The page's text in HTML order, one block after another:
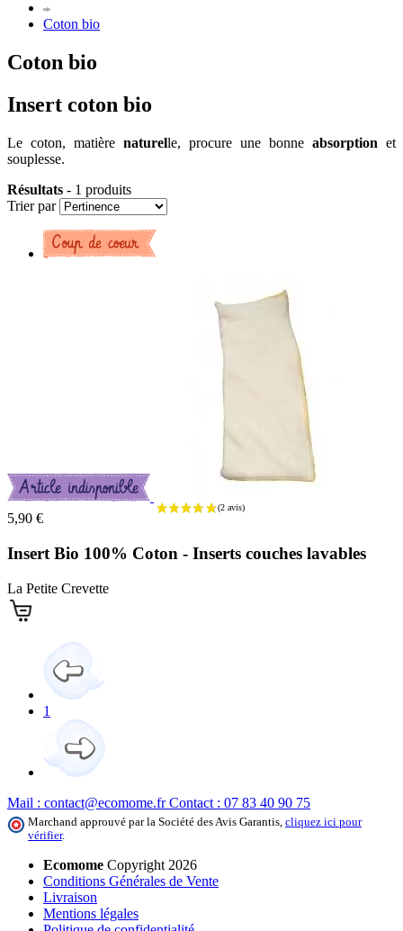
Coton bio
Coton bio
Insert coton bio
Le coton, matière naturelle, procure une bonne absorption et
souplesse.
Résultats - 1 produits
Trier par
5,90 €
Insert Bio 100% Coton - Inserts couches lavables
La Petite Crevette
1
Mail : contact@ecomome.fr Contact : 07 83 40 90 75
Marchand approuvé par la Société des Avis Garantis, cliquez ici pour
vérifier.
Ecomome Copyright 2026
Conditions Générales de Vente
Livraison
Mentions légales